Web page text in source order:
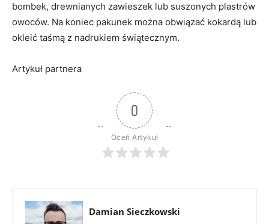
bombek, drewnianych zawieszek lub suszonych plastrów
owoców. Na koniec pakunek można obwiązać kokardą lub
okleić taśmą z nadrukiem świątecznym.
Artykuł partnera
0
Oceń Artykuł
Damian Sieczkowski